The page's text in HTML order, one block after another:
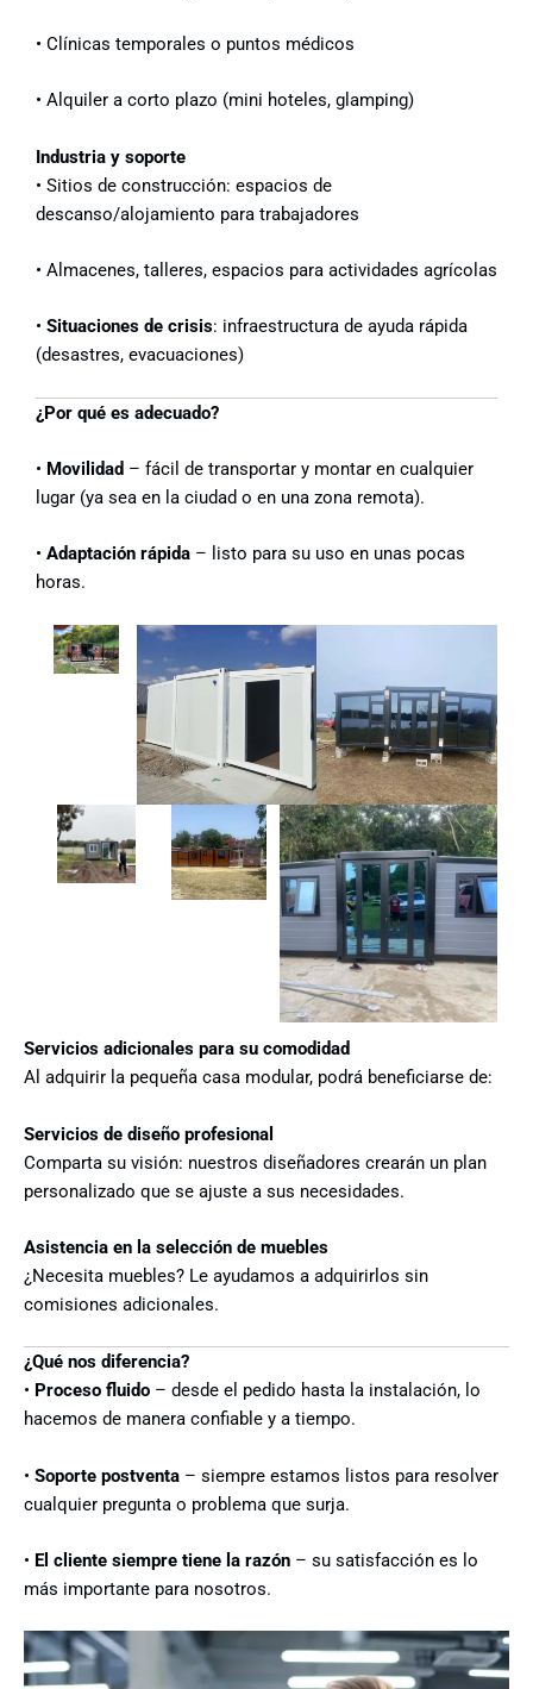
• Clínicas temporales o puntos médicos
• Alquiler a corto plazo (mini hoteles, glamping)
Industria y soporte
• Sitios de construcción: espacios de
descanso/alojamiento para trabajadores
• Almacenes, talleres, espacios para actividades agrícolas
• Situaciones de crisis: infraestructura de ayuda rápida
(desastres, evacuaciones)
¿Por qué es adecuado?
• Movilidad – fácil de transportar y montar en cualquier
lugar (ya sea en la ciudad o en una zona remota).
• Adaptación rápida – listo para su uso en unas pocas
horas.
Servicios adicionales para su comodidad
Al adquirir la pequeña casa modular, podrá beneficiarse de:
Servicios de diseño profesional
Comparta su visión: nuestros diseñadores crearán un plan
personalizado que se ajuste a sus necesidades.
Asistencia en la selección de muebles
¿Necesita muebles? Le ayudamos a adquirirlos sin
comisiones adicionales.
¿Qué nos diferencia?
• Proceso fluido – desde el pedido hasta la instalación, lo
hacemos de manera confiable y a tiempo.
• Soporte postventa – siempre estamos listos para resolver
cualquier pregunta o problema que surja.
• El cliente siempre tiene la razón – su satisfacción es lo
más importante para nosotros.